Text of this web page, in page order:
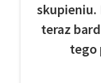
skupieniu.
teraz
tego